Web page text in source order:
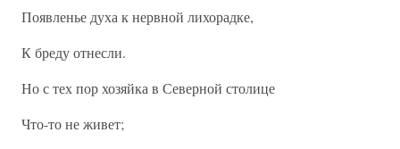
Появленье духа к нервной лихорадке,
К бреду отнесли.
Но с тех пор хозяйка в Северной столице
Что-то не живет;